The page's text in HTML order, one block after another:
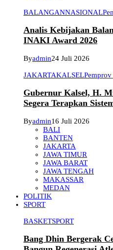
BALANGANNASIONAL
Analis Kebijakan
INAKI Award 2026
Byadmin24 Juli 2026
JAKARTAKALSEL
Gubernur Kalsel, H.
Segera Terapkan
Byadmin16 Juli 2026
BALI
BANTEN
JAKARTA
JAWA TIMUR
JAWA BARAT
JAWA TENGAH
MAKASSAR
MEDAN
POLITIK
SPORT
BASKETSPORT
Bang Dhin Bergerak